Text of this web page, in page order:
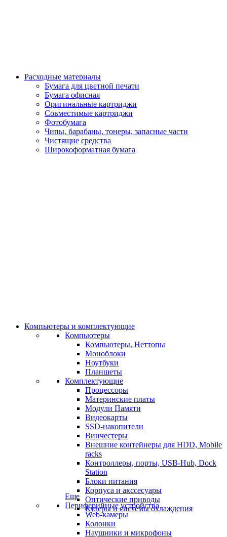
Расходные материалы
Бумага для цветной печати
Бумага офисная
Оригинальные картриджи
Совместимые картриджи
Фотобумага
Чипы, барабаны, тонеры, запасные части
Чистящие средства
Широкоформатная бумага
Компьютеры и комплектующие
Компьютеры
Компьютеры, Неттопы
Моноблоки
Ноутбуки
Планшеты
Комплектующие
Процессоры
Материнские платы
Модули Памяти
Видеокарты
SSD-накопители
Винчестеры
Внешние контейнеры для HDD, Mobile
racks
Контроллеры, порты, USB-Hub, Dock
Station
Блоки питания
Корпуса и акссесуары
Оптические приводы
Кулеры и системы охлаждения
Еще
Периферийные устройства
Web-камеры
Колонки
Наушники и микрофоны